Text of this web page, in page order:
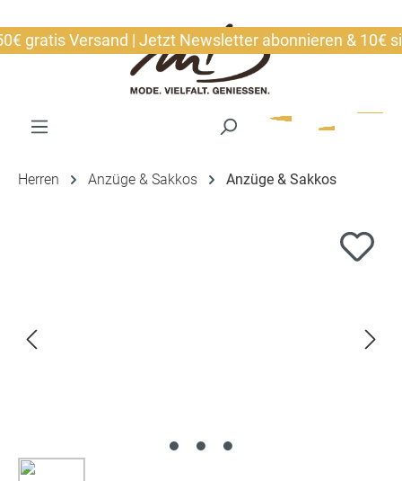
Versand | Jetzt Newsletter abonnieren & 10€
Herren Anzüge & Sakkos Anzüge & Sakkos